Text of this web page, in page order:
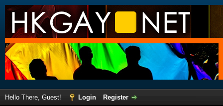
Hello There, Guest! Login
Register